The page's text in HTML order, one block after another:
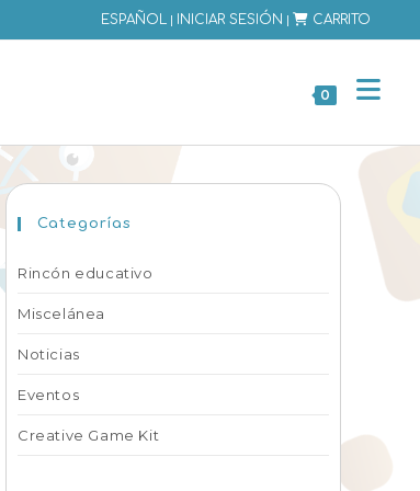
ESPAÑOL | INICIAR SESIÓN | CARRITO
0
Categorías
Rincón educativo
Miscelánea
Noticias
Eventos
Creative Game Kit